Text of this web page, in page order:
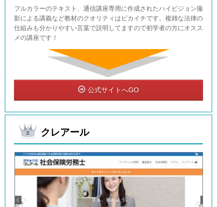
フルカラーのテキスト、通信講座専用に作成されたハイビジョン撮
影による講義など教材のクオリティはピカイチです。複雑な法律の
仕組みも分かりやすい言葉で説明してますので初学者の方にオスス
メの講座です！
公式サイトへGO
クレアール